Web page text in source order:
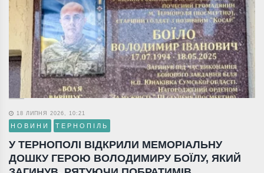
18 ЛИПНЯ 2026, 10:21
НОВИНИ ТЕРНОПІЛЬ
У ТЕРНОПОЛІ ВІДКРИЛИ МЕМОРІАЛЬНУ
ДОШКУ ГЕРОЮ ВОЛОДИМИРУ БОЇЛУ, ЯКИЙ